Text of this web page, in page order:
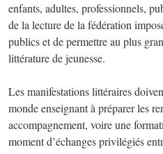
enfants, adultes, professionnels,
de la lecture de la fédération
publics et de permettre au plus
littérature de jeunesse.
Les manifestations littéraires
monde enseignant à préparer les
accompagnement, voire une
moment d’échanges privilégiés